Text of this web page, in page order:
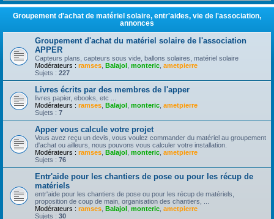
Groupement d'achat de matériel solaire, entr'aides, vie de l'association,
annonces
Groupement d'achat du matériel solaire de l'association
APPER
Capteurs plans, capteurs sous vide, ballons solaires, matériel solaire
Modérateurs : ramses Balajol monteric ametpierre
Sujets : 227
Livres écrits par des membres de l'apper
livres papier, ebooks, etc ...
Modérateurs : ramses Balajol monteric ametpierre
Sujets : 7
Apper vous calcule votre projet
Vous avez reçu un devis, vous voulez commander du matériel au groupement
d'achat ou ailleurs, nous pouvons vous calculer votre installation.
Modérateurs : ramses Balajol monteric ametpierre
Sujets : 76
Entr'aide pour les chantiers de pose ou pour les récup de
matériels
entr'aide pour les chantiers de pose ou pour les récup de matériels,
proposition de coup de main, organisation des chantiers, ...
Modérateurs : ramses Balajol monteric ametpierre
Sujets : 30